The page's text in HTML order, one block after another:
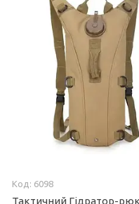
6098
Тактичний Гідратор-